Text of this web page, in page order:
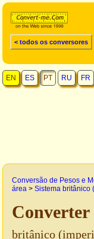
< todos os conversores
EN ES PT RU FR
Conversão de Pesos e
área > Sistema britânico
britânico